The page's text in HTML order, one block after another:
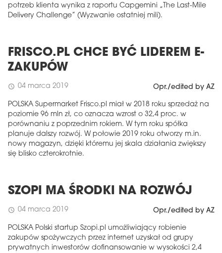
potrzeb klienta wynika z raportu Capgemini „The Last-Mile
Delivery Challenge” (Wyzwanie ostatniej mili).
FRISCO.PL CHCE BYĆ LIDEREM E-
ZAKUPÓW
schedule 04 marca 2019 Opr./edited by AZ
POLSKA Supermarket Frisco.pl miał w 2018 roku sprzedaż na
poziomie 96 mln zł, co oznacza wzrost o 32,4 proc. w
porównaniu z poprzednim rokiem. W tym roku spółka
planuje dalszy rozwój. W połowie 2019 roku otworzy m.in.
nowy magazyn, dzięki któremu jej skala działania zwiększy
się blisko czterokrotnie.
SZOPI MA ŚRODKI NA ROZWÓJ
schedule 04 marca 2019 Opr./edited by AZ
POLSKA Polski startup Szopi.pl umożliwiający robienie
zakupów spożywczych przez internet uzyskał od grupy
prywatnych inwestorów dofinansowanie w wysokości 2,4